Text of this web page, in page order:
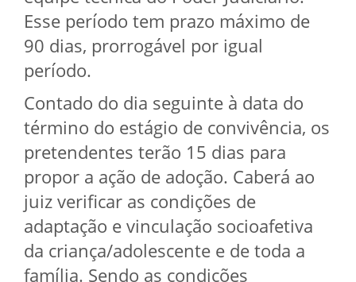
Esse período tem prazo máximo de
90 dias, prorrogável por igual
período.
Contado do dia seguinte à data do
término do estágio de convivência, os
pretendentes terão 15 dias para
propor a ação de adoção. Caberá ao
juiz verificar as condições de
adaptação e vinculação socioafetiva
da criança/adolescente e de toda a
família. Sendo as condições